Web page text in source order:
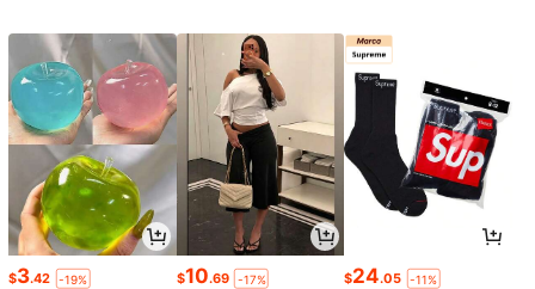
$3.42 -19% $10.69 -17% $24.05 -11%